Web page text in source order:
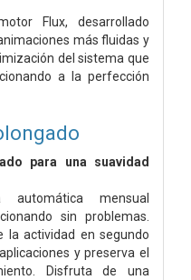
Flux, desarrollado
más fluidas y
del sistema que
a la perfección
para una suavidad
automática mensual
sin problemas.
la actividad en segundo
y preserva el
Disfruta de una